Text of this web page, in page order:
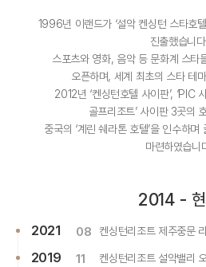
1996년 이랜드가 ‘설악 켄싱턴 스타호
진출했습니
스포츠와 영화, 음악 등 문화계 스타
오픈하며, 세계 최초의 스타 테
2012년 ‘켄싱턴호텔 사이판’, ‘PIC
골프리조트’ 사이판 3곳의
중국의 ‘계린 쉐라톤 호텔’을 인수하
마련하였습니
2014 - 현
2021 08 켄싱턴리조트 제주중문
2019 11 켄싱턴리조트 설악밸리